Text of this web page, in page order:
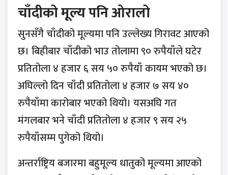
चाँदीको मूल्य पनि ओरालो
सुनसँगै चाँदीको मूल्यमा पनि उल्लेख्य गिरावट आएको
छ। बिहीबार चाँदीको भाउ तोलामा ९० रुपैयाँले घटेर
प्रतितोला ४ हजार ६ सय ५० रुपैयाँ कायम भएको छ।
अघिल्लो दिन चाँदी प्रतितोला ४ हजार ७ सय ४०
रुपैयाँमा कारोबार भएको थियो। यसअघि गत
मंगलबार भने चाँदी प्रतितोला ४ हजार ९ सय २५
रुपैयाँसम्म पुगेको थियो।
अन्तर्राष्ट्रिय बजारमा बहुमूल्य धातुको मूल्यमा आएको